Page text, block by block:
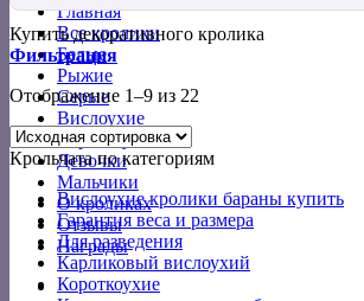
Главная
Все кролики
Белые
Рыжие
Серые
Вислоухие
Короткоухие
Девочки
Мальчики
О кроликах
Отзывы
Награды
Купить декоративного кролика
Фильтрация
Отображение 1–9 из 22
Крольчата по категориям
Вислоухие кролики бараны купить
Гарантия веса и размера
Для разведения
Карликовый вислоухий
Короткоухие